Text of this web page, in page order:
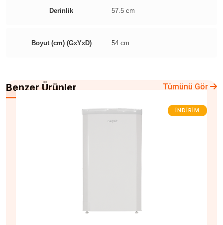
Derinlik 57.5 cm
Boyut (cm) (GxYxD) 54 cm
Benzer Ürünler Tümünü Gör
İNDIRIM